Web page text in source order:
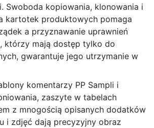
Swoboda kopiowania, klonowania i
kartotek produktowych pomaga
a przyznawanie uprawnień
którzy mają dostęp tylko do
gwarantuje jego utrzymanie w
komentarzy PP Sampli i
zaszyte w tabelach
z mnogością opisanych dodatków
i zdjęć dają precyzyjny obraz